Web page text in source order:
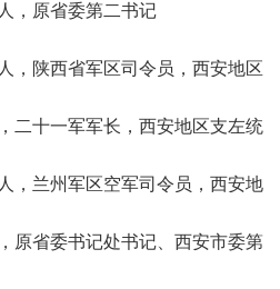
，原省委第二书记
，陕西省军区司令员，西安地区
二十一军军长，西安地区支左统
，兰州军区空军司令员，西安地
原省委书记处书记、西安市委第